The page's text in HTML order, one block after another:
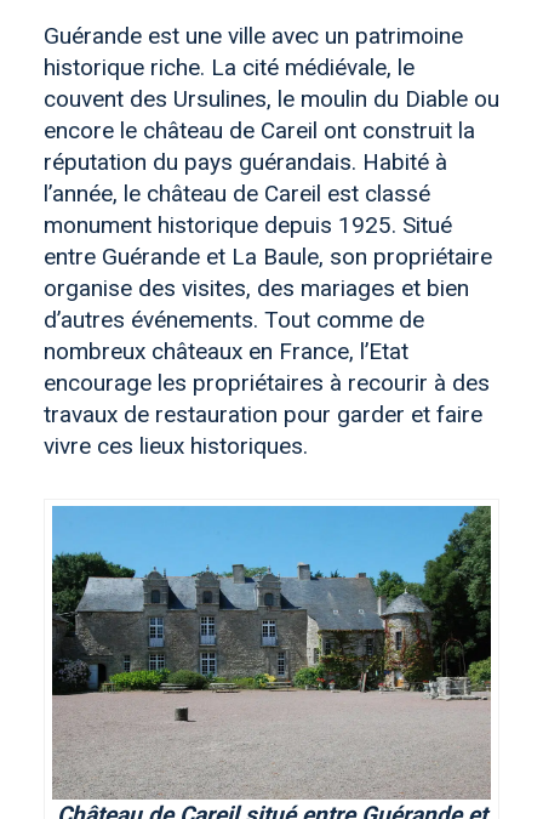
Guérande est une ville avec un patrimoine
historique riche. La cité médiévale, le
couvent des Ursulines, le moulin du Diable ou
encore le château de Careil ont construit la
réputation du pays guérandais. Habité à
l’année, le château de Careil est classé
monument historique depuis 1925. Situé
entre Guérande et La Baule, son propriétaire
organise des visites, des mariages et bien
d’autres événements. Tout comme de
nombreux châteaux en France, l’Etat
encourage les propriétaires à recourir à des
travaux de restauration pour garder et faire
vivre ces lieux historiques.